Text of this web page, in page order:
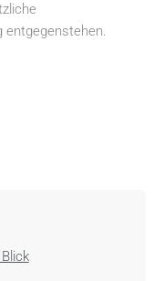
entgegenstehen.